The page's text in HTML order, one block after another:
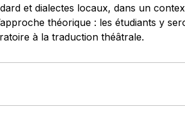
et dialectes locaux, dans un
théorique : les étudiants y
à la traduction théâtrale.